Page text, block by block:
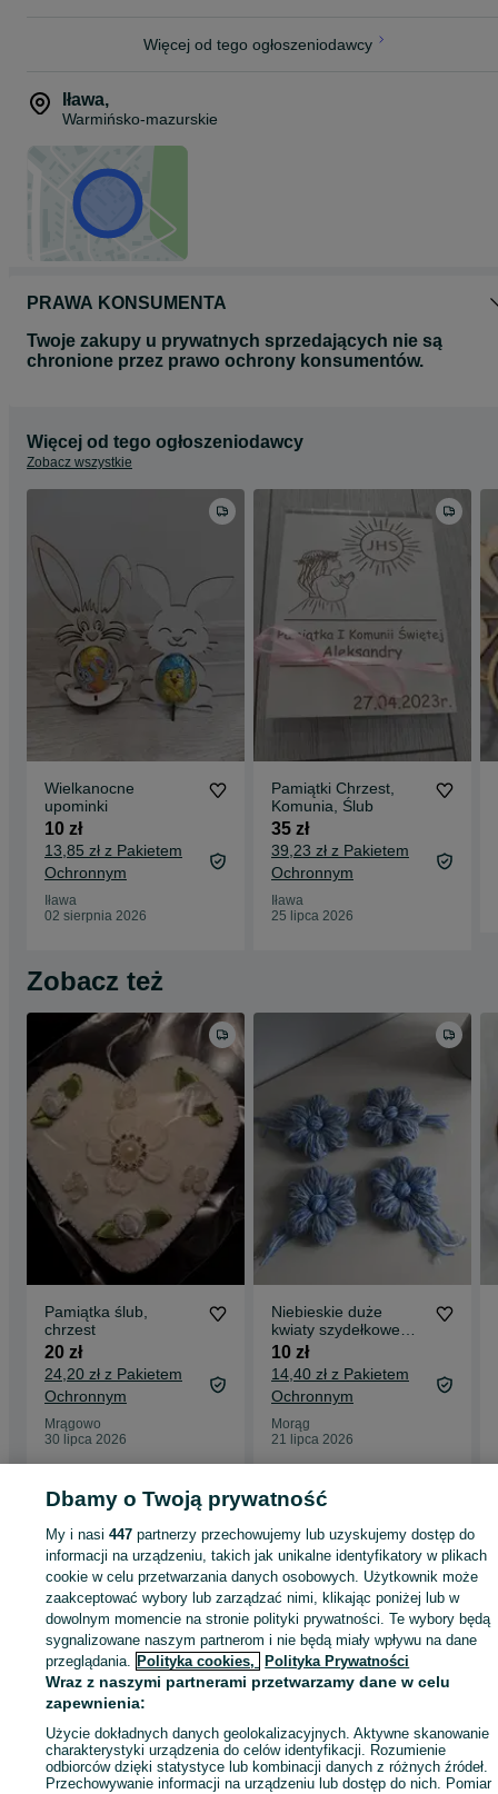
Więcej od tego ogłoszeniodawcy
Iława,
Warmińsko-mazurskie
PRAWA KONSUMENTA
Twoje zakupy u prywatnych sprzedających nie są
chronione przez prawo ochrony konsumentów.
Więcej od tego ogłoszeniodawcy
Zobacz wszystkie
Wielkanocne
upominki
10 zł
13,85 zł z Pakietem
Ochronnym
Iława
02 sierpnia 2026
Pamiątki Chrzest,
Komunia, Ślub
35 zł
39,23 zł z Pakietem
Ochronnym
Iława
25 lipca 2026
Zobacz też
Pamiątka ślub,
chrzest
20 zł
24,20 zł z Pakietem
Ochronnym
Mrągowo
30 lipca 2026
Niebieskie duże
kwiaty szydełkowe
aplikacje
10 zł
14,40 zł z Pakietem
Ochronnym
Morąg
21 lipca 2026
Strona główna Antyki i Kolekcje Rękodzieło
Produkty rękodzielnicze - Warmińsko-mazurskie
Produkty rękodzielnicze -
Iława
KATEGORIA
ID:835507826 Wyświetlenia:
Kup
Dbamy o Twoją prywatność
My i nasi447 partnerzy przechowujemy lub uzyskujemy dostęp do
informacji na urządzeniu, takich jak unikalne identyfikatory w plikach
cookie w celu przetwarzania danych osobowych. Użytkownik może
zaakceptować wybory lub zarządzać nimi, klikając poniżej lub w
dowolnym momencie na stronie polityki prywatności. Te wybory będą
sygnalizowane naszym partnerom i nie będą miały wpływu na dane
przeglądania. Polityka cookies, Polityka Prywatności
Wraz z naszymi partnerami przetwarzamy dane w celu
zapewnienia:
Użycie dokładnych danych geolokalizacyjnych. Aktywne skanowanie
charakterystyki urządzenia do celów identyfikacji. Rozumienie
odbiorców dzięki statystyce lub kombinacji danych z różnych źródeł.
Przechowywanie informacji na urządzeniu lub dostęp do nich. Pomiar